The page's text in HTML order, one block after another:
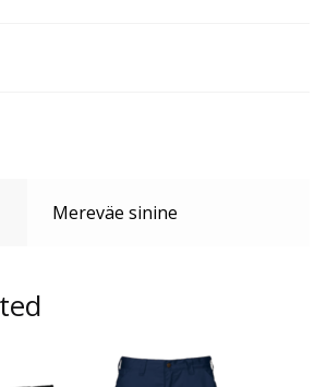
Mereväe sinine